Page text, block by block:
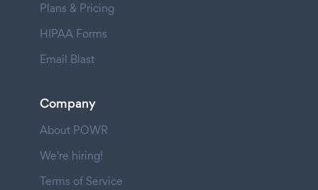
Plans & Pricing
HIPAA Forms
Email Blast
Company
About POWR
We're hiring!
Terms of Service